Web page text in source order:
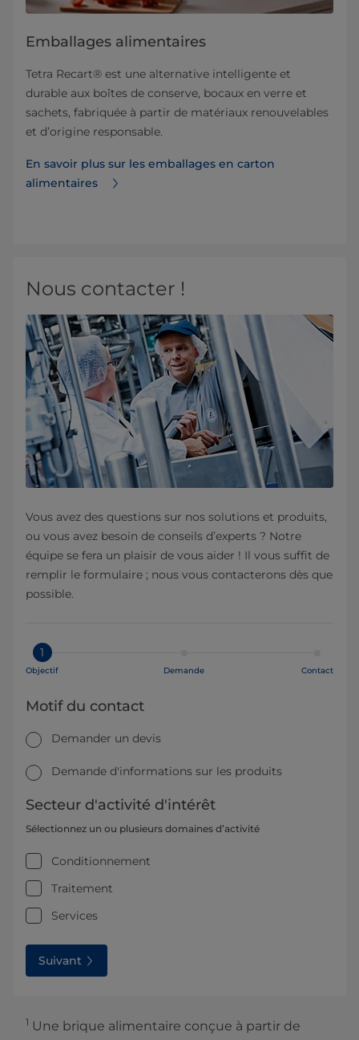
Emballages alimentaires
Tetra Recart® est une alternative intelligente et
durable aux boîtes de conserve, bocaux en verre et
sachets, fabriquée à partir de matériaux renouvelables
et d’origine responsable.
En savoir plus sur les emballages en carton
alimentaires
Nous contacter !
Vous avez des questions sur nos solutions et produits,
ou vous avez besoin de conseils d’experts ? Notre
équipe se fera un plaisir de vous aider ! Il vous suffit de
remplir le formulaire ; nous vous contacterons dès que
possible.
1
Objectif Demande Contact
Motif du contact
Demander un devis
Demande d'informations sur les produits
Secteur d'activité d'intérêt
Sélectionnez un ou plusieurs domaines d’activité
Conditionnement
Traitement
Services
Suivant
1 Une brique alimentaire conçue à partir de